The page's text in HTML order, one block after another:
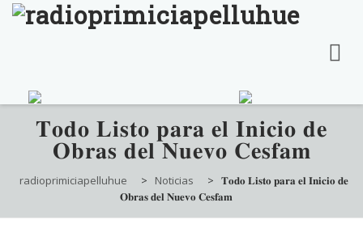
𝐓𝐨𝐝𝐨 𝐋𝐢𝐬𝐭𝐨 𝐩𝐚𝐫𝐚 𝐞𝐥 𝐈𝐧𝐢𝐜𝐢𝐨 𝐝𝐞
𝐎𝐛𝐫𝐚𝐬 𝐝𝐞𝐥 𝐍𝐮𝐞𝐯𝐨 𝐂𝐞𝐬𝐟𝐚𝐦
radioprimiciapelluhue > Noticias > 𝐓𝐨𝐝𝐨 𝐋𝐢𝐬𝐭𝐨 𝐩𝐚𝐫𝐚 𝐞𝐥 𝐈𝐧𝐢𝐜𝐢𝐨 𝐝𝐞
𝐎𝐛𝐫𝐚𝐬 𝐝𝐞𝐥 𝐍𝐮𝐞𝐯𝐨 𝐂𝐞𝐬𝐟𝐚𝐦